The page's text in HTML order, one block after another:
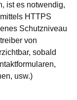
ist es notwendig,
HTTPS
Schutzniveau
von
sobald
usw.)